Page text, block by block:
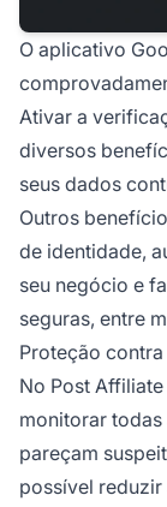
O aplicativo
Ativar a
diversos
seus dados
Outros
de identidade,
seu negócio e
seguras, entre
Proteção
No Post Affiliate
monitorar todas
pareçam
possível reduzir